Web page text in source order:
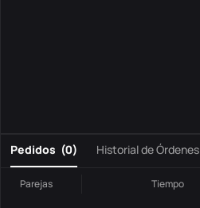
Pedidos (0) Historial de Órdenes
Parejas Tiempo